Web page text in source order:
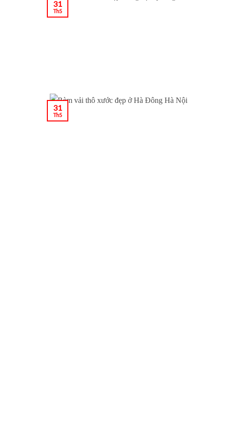
31
Th5
31
Th5